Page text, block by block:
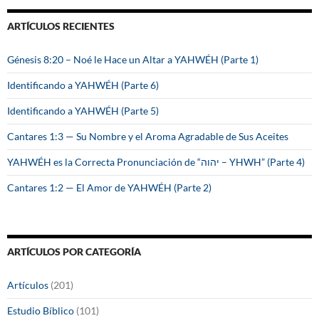
a
r
ARTÍCULOS RECIENTES
Génesis 8:20 – Noé le Hace un Altar a YAHWÉH (Parte 1)
Identificando a YAHWÉH (Parte 6)
Identificando a YAHWÉH (Parte 5)
Cantares 1:3 — Su Nombre y el Aroma Agradable de Sus Aceites
YAHWÉH es la Correcta Pronunciación de “יהוה – YHWH” (Parte 4)
Cantares 1:2 — El Amor de YAHWÉH (Parte 2)
ARTÍCULOS POR CATEGORÍA
Artículos (201)
Estudio Bíblico (101)